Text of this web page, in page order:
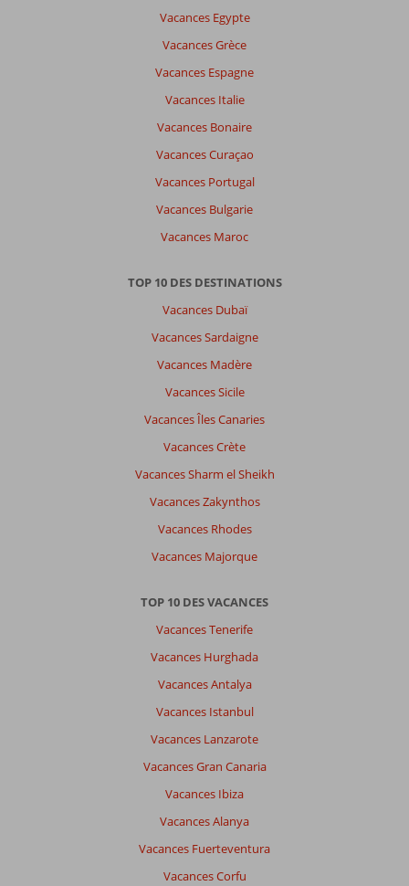
Vacances Egypte
Vacances Grèce
Vacances Espagne
Vacances Italie
Vacances Bonaire
Vacances Curaçao
Vacances Portugal
Vacances Bulgarie
Vacances Maroc
TOP 10 DES DESTINATIONS
Vacances Dubaï
Vacances Sardaigne
Vacances Madère
Vacances Sicile
Vacances Îles Canaries
Vacances Crète
Vacances Sharm el Sheikh
Vacances Zakynthos
Vacances Rhodes
Vacances Majorque
TOP 10 DES VACANCES
Vacances Tenerife
Vacances Hurghada
Vacances Antalya
Vacances Istanbul
Vacances Lanzarote
Vacances Gran Canaria
Vacances Ibiza
Vacances Alanya
Vacances Fuerteventura
Vacances Corfu